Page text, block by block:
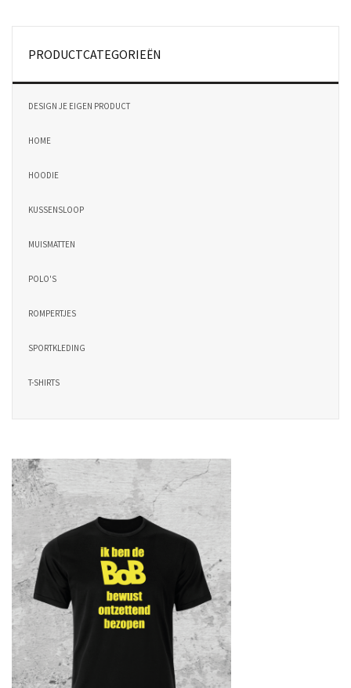
PRODUCTCATEGORIEËN
DESIGN JE EIGEN PRODUCT
HOME
HOODIE
KUSSENSLOOP
MUISMATTEN
POLO'S
ROMPERTJES
SPORTKLEDING
T-SHIRTS